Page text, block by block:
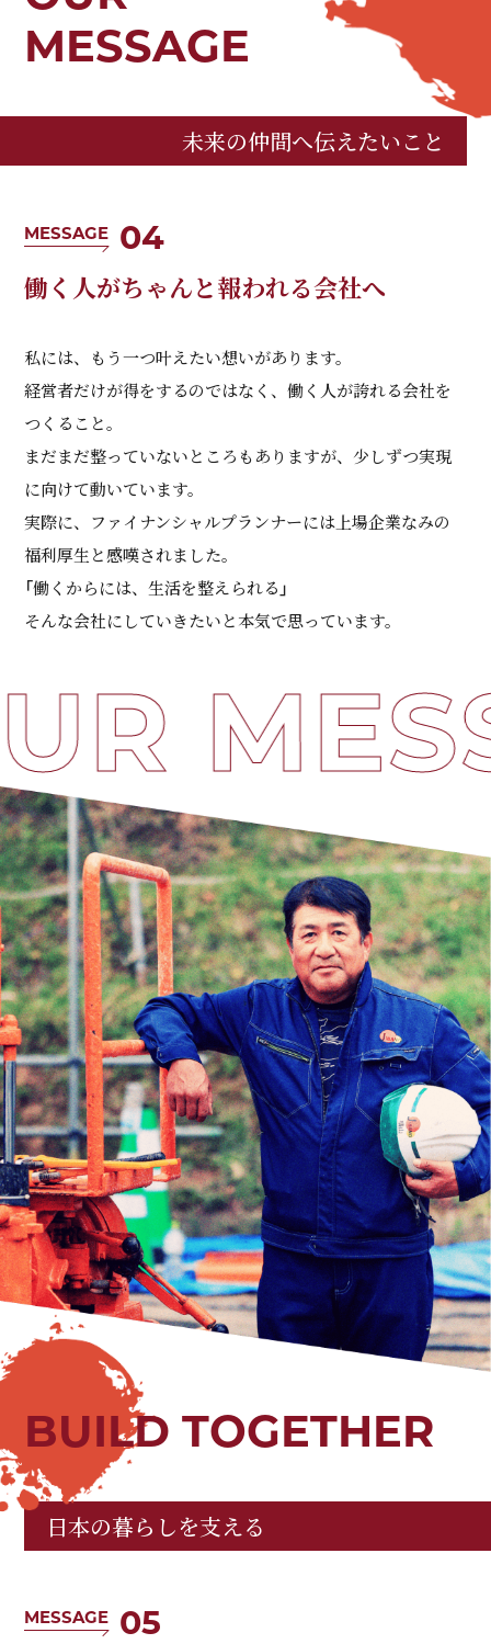
MESSAGE
未来の仲間へ伝えたいこと
MESSAGE 04
働く人がちゃんと報われる会社へ
私には、もう一つ叶えたい想いがあります。
経営者だけが得をするのではなく、働く人が誇れる会社を
つくること。
まだまだ整っていないところもありますが、少しずつ実現
に向けて動いています。
実際に、ファイナンシャルプランナーには上場企業なみの
福利厚生と感嘆されました。
「働くからには、生活を整えられる」
そんな会社にしていきたいと本気で思っています。
BUILD TOGETHER
日本の暮らしを支える
MESSAGE 05